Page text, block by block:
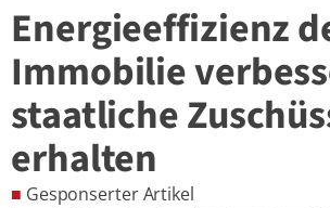
Energieeffizienz
Immobilie
staatliche
erhalten
■ Gesponserter Artikel